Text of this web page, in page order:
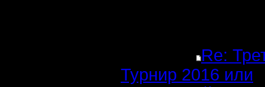
Re:
Турнир 2016 или